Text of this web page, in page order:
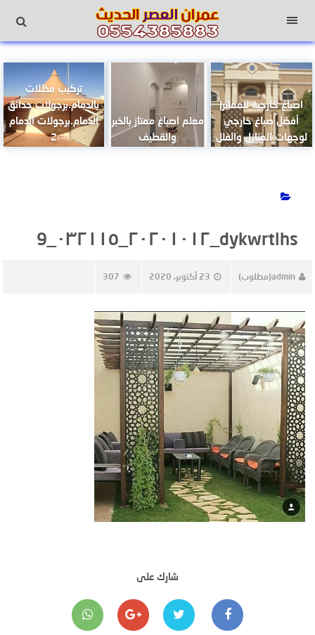
القائمة
اصباغ خارجية للعمائر|
أفضل صباغ خارجي
لوجهات المنازل والفلل
معلم اصباغ ممتاز بالخبر
والقطيف
تركيب مظلات
بالدمام.برجولات حدائق
الدمام.برجولات الدمام
2
dykwrtlhs_٢٠٢٠١٠١٢_٠٣٢١١٥_9
admin(مطلوب) 23 أكتوبر، 2020 307
شارك على